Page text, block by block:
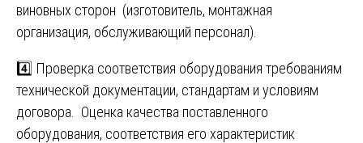
виновных сторон (изготовитель, монтажная
организация, обслуживающий персонал).
4️⃣ Проверка соответствия оборудования требованиям
технической документации, стандартам и условиям
договора. Оценка качества поставленного
оборудования, соответствия его характеристик